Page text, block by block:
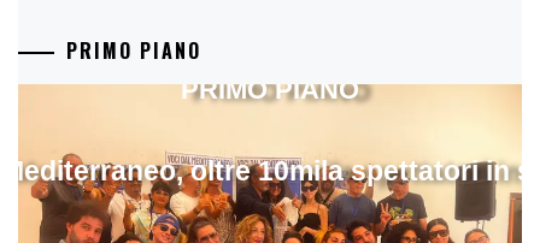
PRIMO PIANO
oltre 10mila spettatori in
PRIMO PIANO